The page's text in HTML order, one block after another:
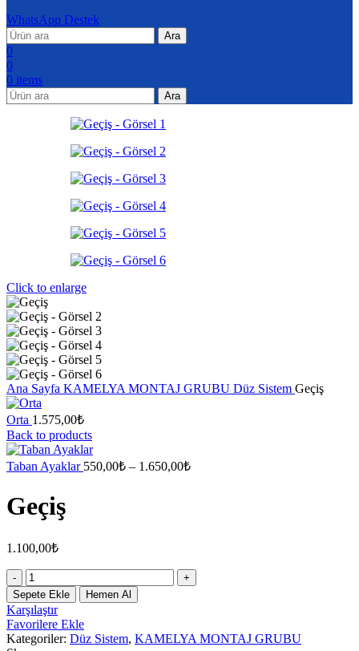
WhatsApp Destek
Ara
0
0
0 items
Ara
Click to enlarge
Ana Sayfa KAMELYA MONTAJ GRUBU Düz Sistem Geçiş
Orta 1.575,00₺
Back to products
Taban Ayaklar 550,00₺ – 1.650,00₺Fiyat
Geçiş
1.100,00₺
Geçiş
adet
Sepete Ekle Hemen Al
Karşılaştır
Favorilere Ekle
Kategoriler: Düz Sistem, KAMELYA MONTAJ GRUBU